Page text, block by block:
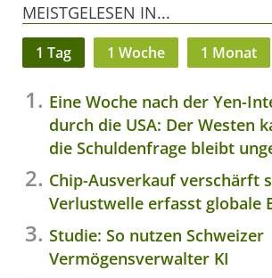
MEISTGELESEN IN...
1 Tag 1 Woche 1 Monat
Eine Woche nach der Yen-
durch die USA: Der Westen
die Schuldenfrage bleibt
Chip-Ausverkauf verschärft
Verlustwelle erfasst globale
Studie: So nutzen Schweizer
Vermögensverwalter KI